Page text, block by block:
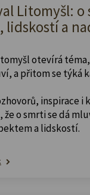
Litomyšl: o
lidskostí a
otevírá
a přitom se týká
inspirace
o smrti se dá
a lidskostí.